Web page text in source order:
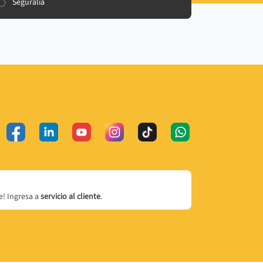
Seguralia
Ingresa a servicio al cliente.